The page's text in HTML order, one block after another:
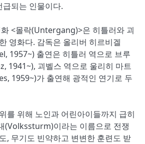
되는 인물이다.
<몰락(Untergang)>은 히틀러와 괴
영화다. 감독은 올리버 히르비겔
1957~) 출연은 히틀러 역으로 브루
1941~), 괴벨스 역으로 울리히 마트
1959~)가 출연해 광적인 연기로 두
를 위해 노인과 어린아이들까지 급히
(Volkssturm)이라는 이름으로 전쟁
, 무기도 빈약하고 변변한 훈련도 받